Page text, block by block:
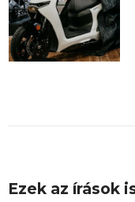
Ezek az írások